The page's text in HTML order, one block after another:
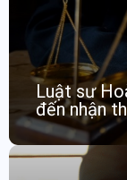
Luật sư
đến nhận